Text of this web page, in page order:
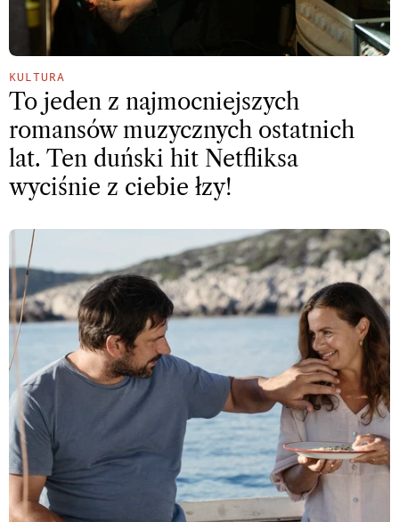
KULTURA
To jeden z najmocniejszych
romansów muzycznych ostatnich
lat. Ten duński hit Netfliksa
wyciśnie z ciebie łzy!